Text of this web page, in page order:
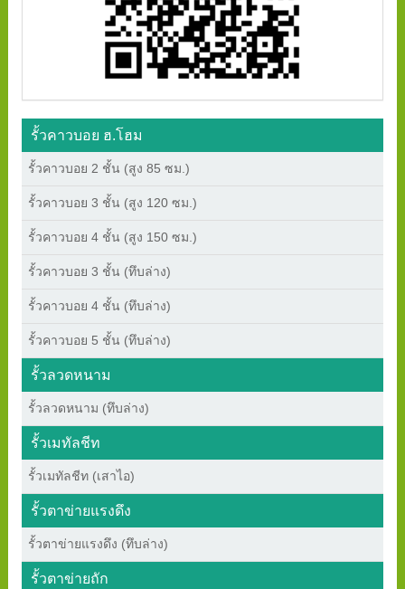
รั้วคาวบอย ฮ.โฮม
รั้วคาวบอย 2 ชั้น (สูง 85 ซม.)
รั้วคาวบอย 3 ชั้น (สูง 120 ซม.)
รั้วคาวบอย 4 ชั้น (สูง 150 ซม.)
รั้วคาวบอย 3 ชั้น (ทึบล่าง)
รั้วคาวบอย 4 ชั้น (ทึบล่าง)
รั้วคาวบอย 5 ชั้น (ทึบล่าง)
รั้วลวดหนาม
รั้วลวดหนาม (ทึบล่าง)
รั้วเมทัลชีท
รั้วเมทัลชีท (เสาไอ)
รั้วตาข่ายแรงดึง
รั้วตาข่ายแรงดึง (ทึบล่าง)
รั้วตาข่ายถัก